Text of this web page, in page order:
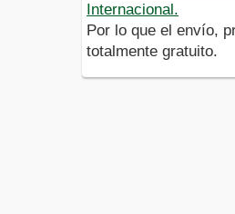
Internacional.
Por lo que el envío,
totalmente gratuito.